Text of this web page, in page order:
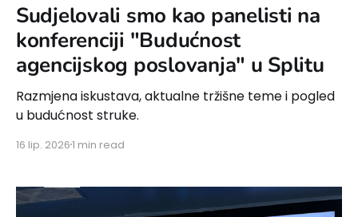
Sudjelovali smo kao panelisti na
konferenciji "Budućnost
agencijskog poslovanja" u Splitu
Razmjena iskustava, aktualne tržišne teme i pogled
u budućnost struke.
16 lip. 20261 min read